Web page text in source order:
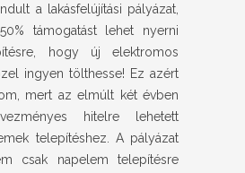
a lakásfelújítási pályázat,
támogatást lehet nyerni
hogy új elektromos
ingyen tölthesse! Ez azért
mert az elmúlt két évben
hitelre lehetett
telepítéshez. A pályázat
csak napelem telepítésre